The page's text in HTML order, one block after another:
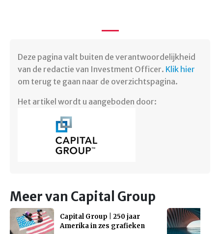
Deze pagina valt buiten de verantwoordelijkheid
van de redactie van Investment Officer. Klik hier
om terug te gaan naar de overzichtspagina.
Het artikel wordt u aangeboden door:
Meer van Capital Group
Capital Group | 250 jaar
Amerika in zes grafieken